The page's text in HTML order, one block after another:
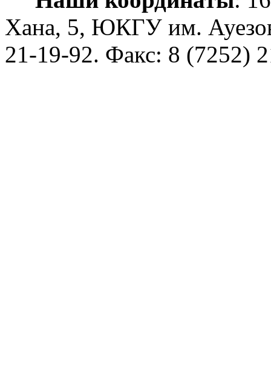
Хана, 5, ЮКГУ им.
21-19-92. Факс: 8 (7252)